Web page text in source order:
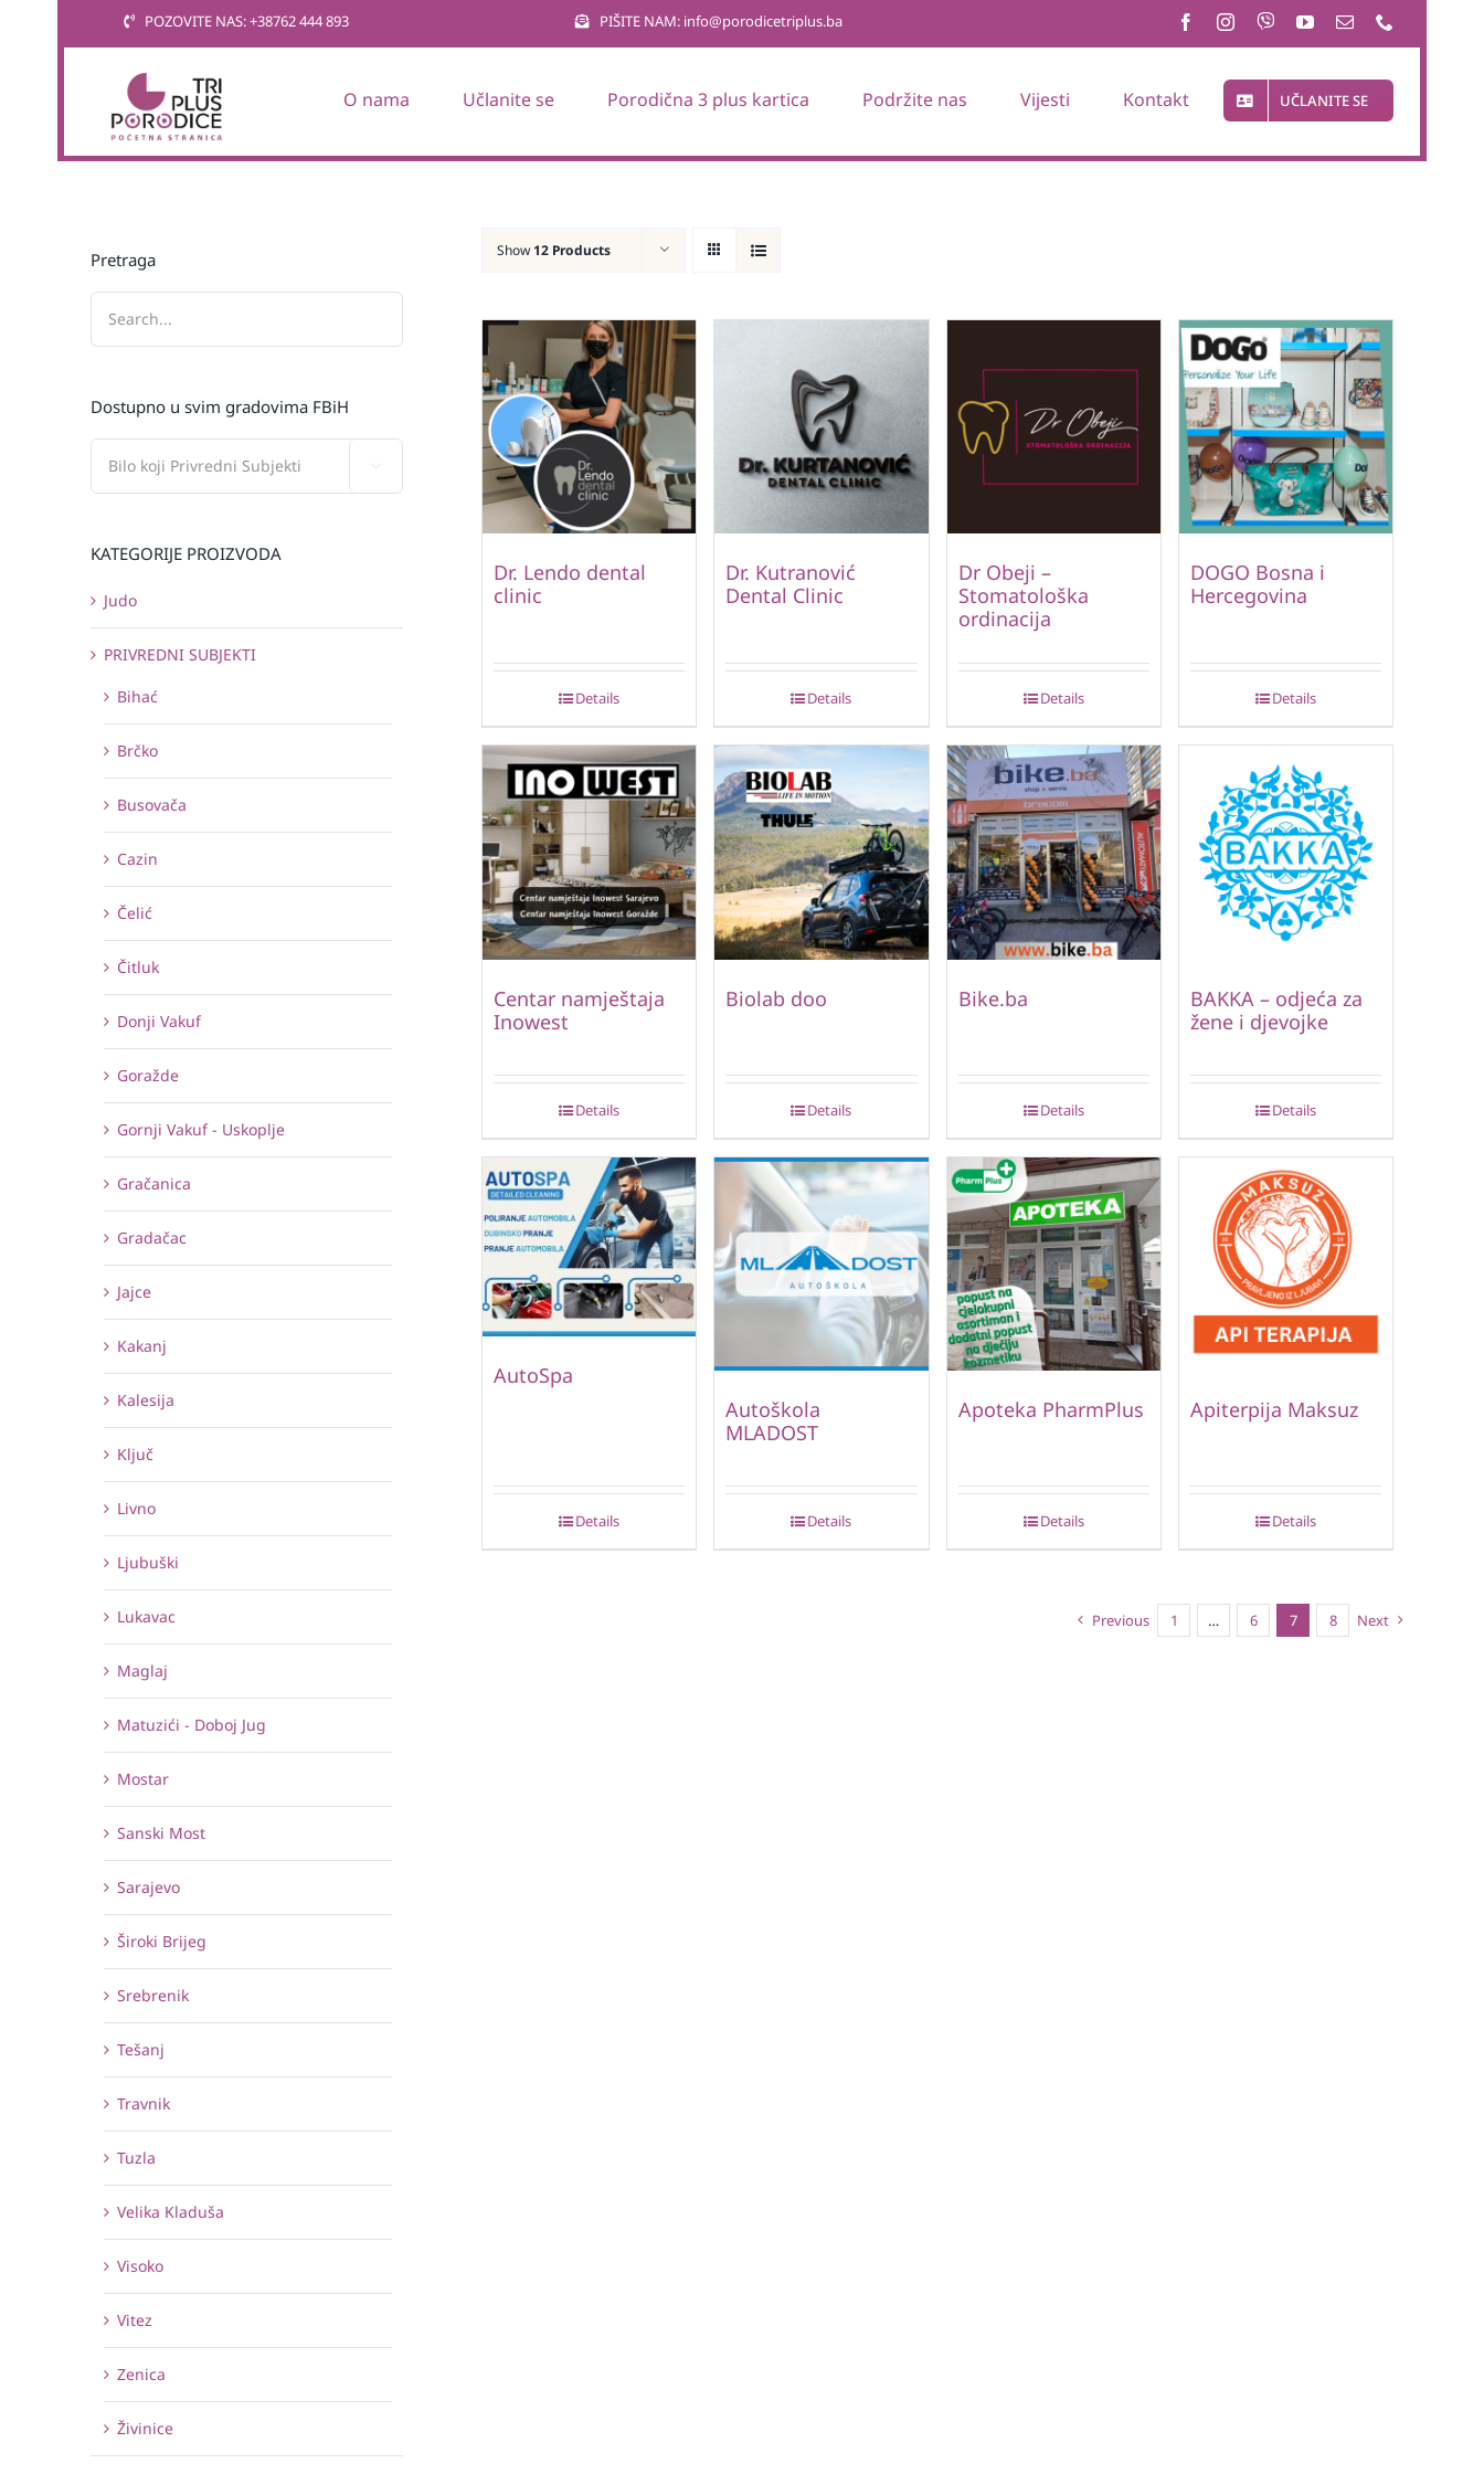
POZOVITE NAS: +38762 444 893 PIŠITE NAM: info@porodicetriplus.ba
O nama Učlanite se Porodična 3 plus kartica Podržite nas Vijesti Kontakt UČLANITE SE
Show 12 Products
Dr. Lendo dental
clinic
Details
Dr. Kutranović
Dental Clinic
Details
Dr Obeji –
Stomatološka
ordinacija
Details
DOGO Bosna i
Hercegovina
Details
Centar namještaja
Inowest
Details
Biolab doo
Details
Bike.ba
Details
BAKKA – odjeća za
žene i djevojke
Details
AutoSpa
Details
Autoškola
MLADOST
Details
Apoteka PharmPlus
Details
Apiterpija Maksuz
Details
Previous 1 … 6 7 8 Next
Pretraga
Dostupno u svim gradovima FBiH
KATEGORIJE PROIZVODA
Judo
PRIVREDNI SUBJEKTI
Bihać
Brčko
Busovača
Cazin
Čelić
Čitluk
Donji Vakuf
Goražde
Gornji Vakuf - Uskoplje
Gračanica
Gradačac
Jajce
Kakanj
Kalesija
Ključ
Livno
Ljubuški
Lukavac
Maglaj
Matuzići - Doboj Jug
Mostar
Sanski Most
Sarajevo
Široki Brijeg
Srebrenik
Tešanj
Travnik
Tuzla
Velika Kladuša
Visoko
Vitez
Zenica
Živinice